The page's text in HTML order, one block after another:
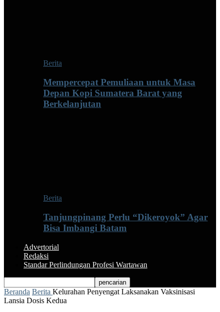
Berita
Mempercepat Pemuliaan untuk Masa
Depan Kopi Sumatera Barat yang
Berkelanjutan
Berita
Tanjungpinang Perlu “Dikeroyok” Agar
Bisa Imbangi Batam
Advertorial
Redaksi
Standar Perlindungan Profesi Wartawan
Beranda Berita Kelurahan Penyengat Laksanakan Vaksinisasi
Lansia Dosis Kedua